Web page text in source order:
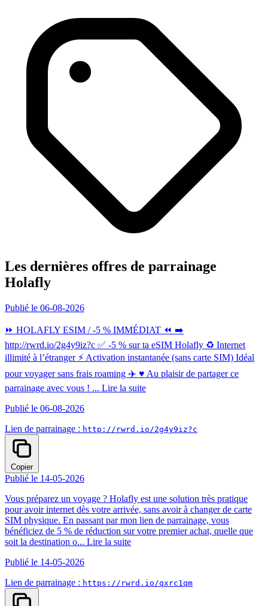
Les dernières offres de parrainage
Holafly
Publié le 06-08-2026
⏩ HOLAFLY ESIM / -5 % IMMÉDIAT ⏪ ➡️
http://rwrd.io/2g4y9iz?c ✅ -5 % sur ta eSIM Holafly ♻️ Internet
illimité à l’étranger ⚡ Activation instantanée (sans carte SIM) Idéal
pour voyager sans frais roaming ✈️ ♥️ Au plaisir de partager ce
parrainage avec vous ! ... Lire la suite
Publié le 06-08-2026
Lien de parrainage : http://rwrd.io/2g4y9iz?c
Copier
Publié le 14-05-2026
Vous préparez un voyage ? Holafly est une solution très pratique
pour avoir internet dès votre arrivée, sans avoir à changer de carte
SIM physique. En passant par mon lien de parrainage, vous
bénéficiez de 5 % de réduction sur votre premier achat, quelle que
soit la destination o... Lire la suite
Publié le 14-05-2026
Lien de parrainage : https://rwrd.io/qxrc1qm